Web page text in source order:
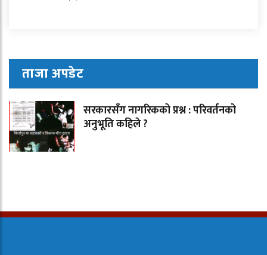
ताजा अपडेट
सरकारसँग नागरिकको प्रश्न : परिवर्तनको
अनुभूति कहिले ?